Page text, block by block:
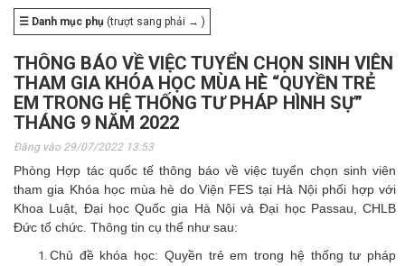
☰ Danh mục phụ (trượt sang phải → )
THÔNG BÁO VỀ VIỆC TUYỂN CHỌN SINH VIÊN
THAM GIA KHÓA HỌC MÙA HÈ “QUYỀN TRẺ
EM TRONG HỆ THỐNG TƯ PHÁP HÌNH SỰ”
THÁNG 9 NĂM 2022
Đăng vào 29/07/2022 13:53
Phòng Hợp tác quốc tế thông báo về việc tuyển chọn sinh viên
tham gia Khóa học mùa hè do Viện FES tại Hà Nội phối hợp với
Khoa Luật, Đại học Quốc gia Hà Nội và Đại học Passau, CHLB
Đức tổ chức. Thông tin cụ thể như sau:
Chủ đề khóa học: Quyền trẻ em trong hệ thống tư pháp